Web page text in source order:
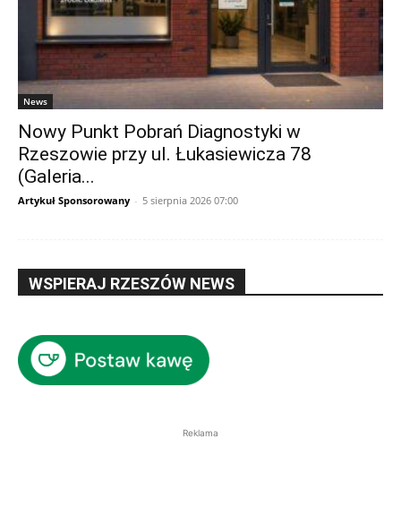
News
Nowy Punkt Pobrań Diagnostyki w
Rzeszowie przy ul. Łukasiewicza 78
(Galeria...
Artykuł Sponsorowany - 5 sierpnia 2026 07:00
WSPIERAJ RZESZÓW NEWS
Reklama